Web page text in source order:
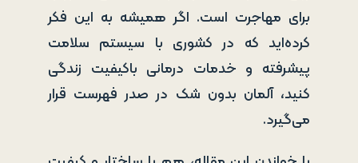
برای مهاجرت است. اگر همیشه به این فکر
کرده‌اید که در کشوری با سیستم سلامت
پیشرفته و خدمات درمانی باکیفیت زندگی
کنید، آلمان بدون شک در صدر فهرست قرار
می‌گیرد.